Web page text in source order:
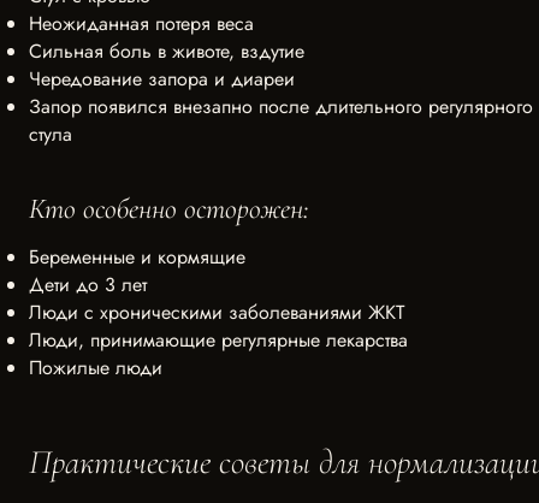
Неожиданная потеря веса
Сильная боль в животе, вздутие
Чередование запора и диареи
Запор появился внезапно после длительного регулярного
стула
Кто особенно осторожен:
Беременные и кормящие
Дети до 3 лет
Люди с хроническими заболеваниями ЖКТ
Люди, принимающие регулярные лекарства
Пожилые люди
Практические советы для